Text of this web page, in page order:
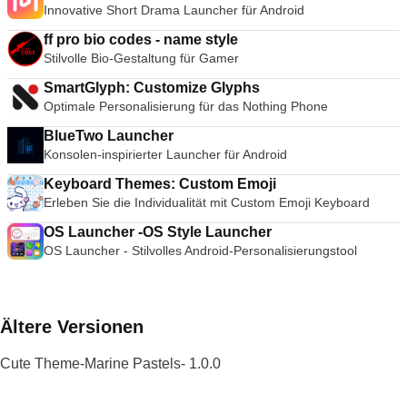
Innovative Short Drama Launcher für Android
ff pro bio codes - name style
Stilvolle Bio-Gestaltung für Gamer
SmartGlyph: Customize Glyphs
Optimale Personalisierung für das Nothing Phone
BlueTwo Launcher
Konsolen-inspirierter Launcher für Android
Keyboard Themes: Custom Emoji
Erleben Sie die Individualität mit Custom Emoji Keyboard
OS Launcher -OS Style Launcher
OS Launcher - Stilvolles Android-Personalisierungstool
Ältere Versionen
Cute Theme-Marine Pastels- 1.0.0